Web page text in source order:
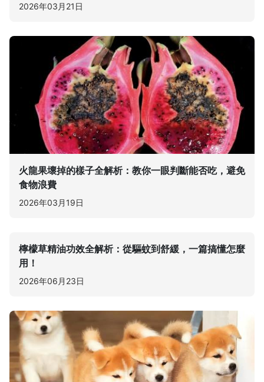
2026年03月21日
火龍果壞掉的樣子全解析：教你一眼判斷能否吃，避免
食物浪費
2026年03月19日
檸檬草精油功效全解析：從驅蚊到舒緩，一篇搞懂怎麼
用！
2026年06月23日